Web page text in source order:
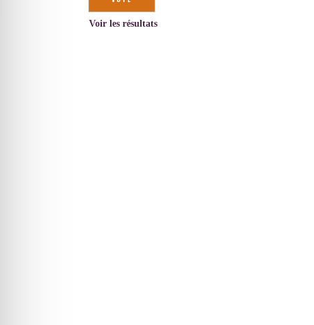
Voir les résultats